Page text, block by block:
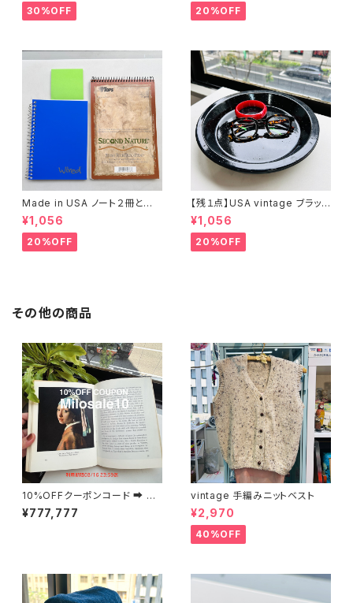
30%OFF 20%OFF
Made in USA ノート２冊とお
まけ
¥1,056
20%OFF
【残１点】USA vintage ブラック
琺瑯プレート
¥1,056
20%OFF
その他の商品
10%OFFクーポンコード ➡︎ Mil
osale10
¥777,777
vintage 手編みニットベスト
¥2,970
40%OFF